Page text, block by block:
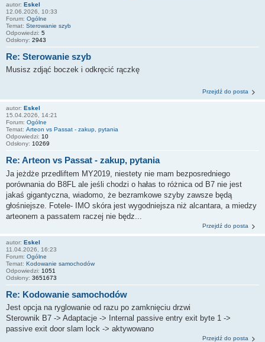
autor: Eskel
12.06.2026, 10:33
Forum: Ogólne
Temat: Sterowanie szyb
Odpowiedzi: 5
Odsłony: 2943
Re: Sterowanie szyb
Musisz zdjąć boczek i odkręcić rączkę
Przejdź do posta
autor: Eskel
15.04.2026, 14:21
Forum: Ogólne
Temat: Arteon vs Passat - zakup, pytania
Odpowiedzi: 10
Odsłony: 10269
Re: Arteon vs Passat - zakup, pytania
Ja jeżdże przedliftem MY2019, niestety nie mam bezposredniego
porównania do B8FL ale jeśli chodzi o hałas to różnica od B7 nie jest
jakaś gigantyczna, wiadomo, że bezramkowe szyby zawsze będą
głośniejsze. Fotele- IMO skóra jest wygodniejsza niż alcantara, a miedzy
arteonem a passatem raczej nie będz...
Przejdź do posta
autor: Eskel
11.04.2026, 16:23
Forum: Ogólne
Temat: Kodowanie samochodów
Odpowiedzi: 1051
Odsłony: 3651673
Re: Kodowanie samochodów
Jest opcja na ryglowanie od razu po zamknięciu drzwi
Sterownik B7 -> Adaptacje -> Internal passive entry exit byte 1 ->
passive exit door slam lock -> aktywowano
Przejdź do posta